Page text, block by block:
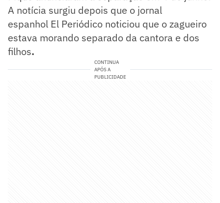
A notícia surgiu depois que o jornal
espanhol El Periódico noticiou que o zagueiro
estava morando separado da cantora e dos
filhos.
CONTINUA
APÓS A
PUBLICIDADE